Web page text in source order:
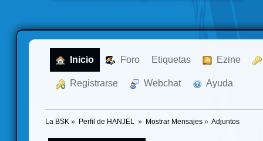
Inicio Foro Etiquetas Ezine
Registrarse Webchat Ayuda
La BSK » Perfil de HANJEL » Mostrar Mensajes» Adjuntos